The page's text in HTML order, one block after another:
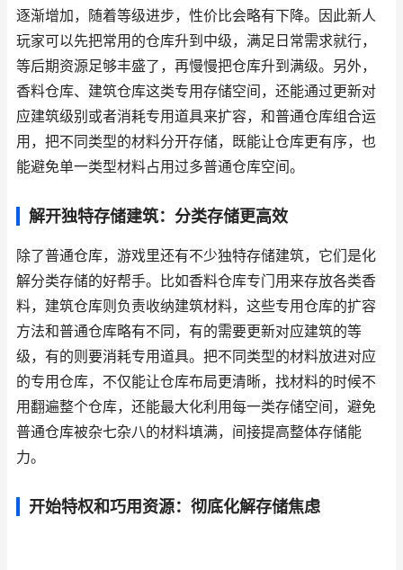
逐渐增加，随着等级进步，性价比会略有下降。因此新人
玩家可以先把常用的仓库升到中级，满足日常需求就行，
等后期资源足够丰盛了，再慢慢把仓库升到满级。另外，
香料仓库、建筑仓库这类专用存储空间，还能通过更新对
应建筑级别或者消耗专用道具来扩容，和普通仓库组合运
用，把不同类型的材料分开存储，既能让仓库更有序，也
能避免单一类型材料占用过多普通仓库空间。
解开独特存储建筑：分类存储更高效
除了普通仓库，游戏里还有不少独特存储建筑，它们是化
解分类存储的好帮手。比如香料仓库专门用来存放各类香
料，建筑仓库则负责收纳建筑材料，这些专用仓库的扩容
方法和普通仓库略有不同，有的需要更新对应建筑的等
级，有的则要消耗专用道具。把不同类型的材料放进对应
的专用仓库，不仅能让仓库布局更清晰，找材料的时候不
用翻遍整个仓库，还能最大化利用每一类存储空间，避免
普通仓库被杂七杂八的材料填满，间接提高整体存储能
力。
开始特权和巧用资源：彻底化解存储焦虑